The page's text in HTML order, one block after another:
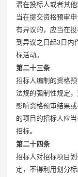
潜在投标人或者其
当在提交资格预审
有异议的，应当在
到异议之日起3日内
标活动。
第二十三条
招标人编制的资格
法规的强制性规定
影响资格预审结果
的项目的招标人应
招标。
第二十四条
招标人对招标项目
定，不得利用划分